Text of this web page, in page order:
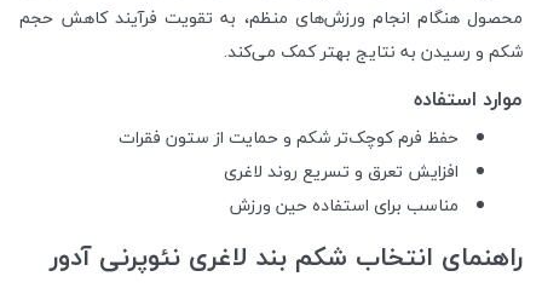
محصول هنگام انجام ورزش‌های منظم، به تقویت فرآیند کاهش حجم
شکم و رسیدن به نتایج بهتر کمک می‌کند.
موارد استفاده
حفظ فرم کوچک‌تر شکم و حمایت از ستون فقرات
افزایش تعرق و تسریع روند لاغری
مناسب برای استفاده حین ورزش
راهنمای انتخاب شکم بند لاغری نئوپرنی آدور